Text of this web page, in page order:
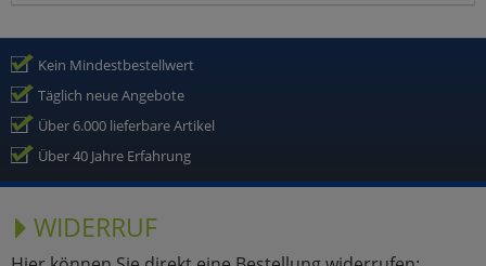
Kein Mindestbestellwert
Täglich neue Angebote
Über 6.000 lieferbare Artikel
Über 40 Jahre Erfahrung
WIDERRUF